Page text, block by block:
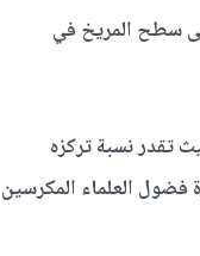
سطح المريخ في
تقدر نسبة تركزه
فضول العلماء المكرسين